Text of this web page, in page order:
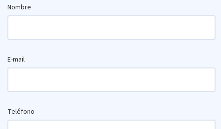
Nombre
E-mail
Teléfono